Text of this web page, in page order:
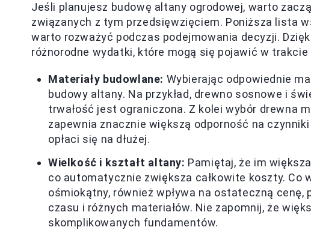
Jeśli planujesz budowę altany ogrodowej, warto
związanych z tym przedsięwzięciem. Poniższa lista
warto rozważyć podczas podejmowania decyzji.
różnorodne wydatki, które mogą się pojawić w
Materiały budowlane: Wybierając odpowiednie
budowy altany. Na przykład, drewno sosnowe i
trwałość jest ograniczona. Z kolei wybór drewna
zapewnia znacznie większą odporność na
opłaci się na dłużej.
Wielkość i kształt altany: Pamiętaj, że im
co automatycznie zwiększa całkowite koszty. Co
ośmiokątny, również wpływa na ostateczną
czasu i różnych materiałów. Nie zapomnij, że
skomplikowanych fundamentów.